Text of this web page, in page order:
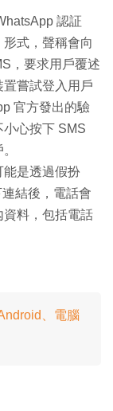
認証
式，聲稱會向
，要求用戶覆述
嘗試登入用戶
官方發出的驗
心按下 SMS
是透過假扮
結後，電話會
料，包括電話
、電腦